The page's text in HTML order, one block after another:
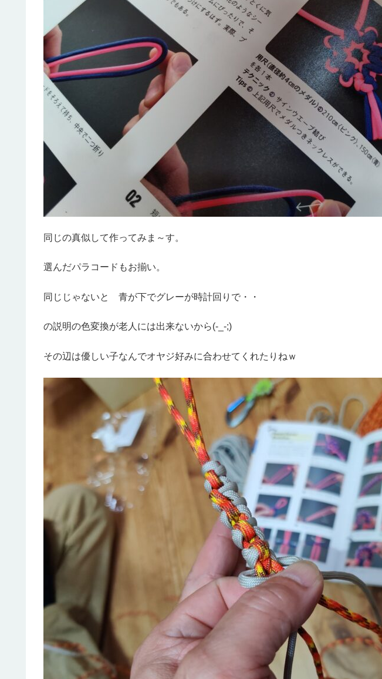
同じの真似して作ってみま～す。
選んだパラコードもお揃い。
同じじゃないと 青が下でグレーが時計回りで・・
の説明の色変換が老人には出来ないから(-_-;)
その辺は優しい子なんでオヤジ好みに合わせてくれたりねｗ